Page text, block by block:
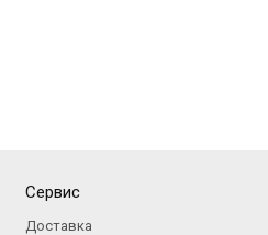
Сервис
Доставка